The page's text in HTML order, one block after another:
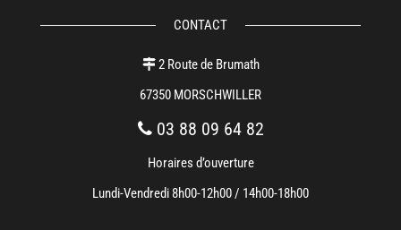
CONTACT
2 Route de Brumath
67350 MORSCHWILLER
03 88 09 64 82
Horaires d’ouverture
Lundi-Vendredi 8h00-12h00 / 14h00-18h00